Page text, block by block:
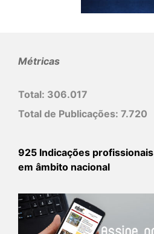
Métricas
Total: 306.017
Total de Publicações: 7.720
925 Indicações profissionais
em âmbito nacional